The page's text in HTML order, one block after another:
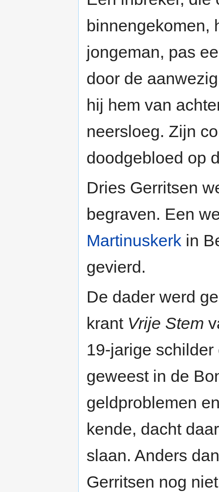
binnengekomen,
jongeman, pas
door de
hij hem van
neersloeg. Zijn
doodgebloed op
Dries Gerritsen
begraven. Een
Martinuskerk in
gevierd.
De dader werd
krant Vrije Stem
19-jarige
geweest in de
geldproblemen
kende, dacht
slaan. Anders
Gerritsen nog